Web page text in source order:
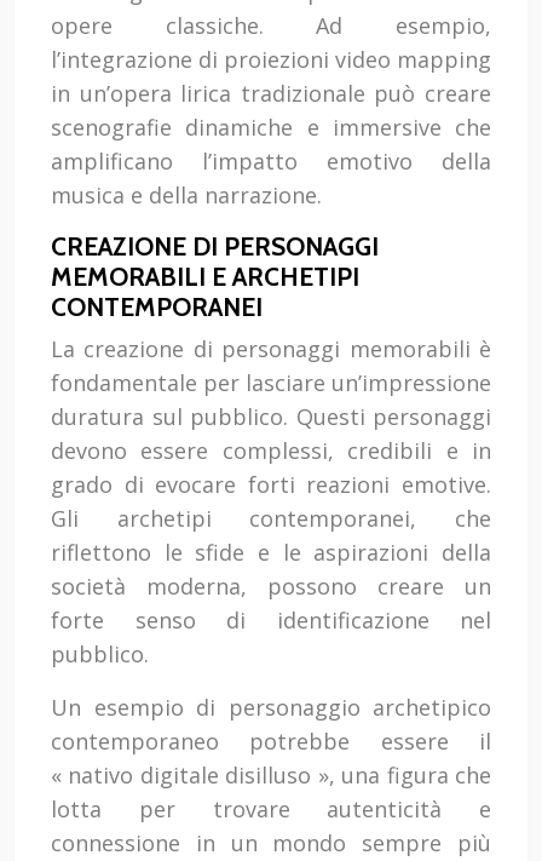
opere classiche. Ad esempio,
l’integrazione di proiezioni video mapping
in un’opera lirica tradizionale può creare
scenografie dinamiche e immersive che
amplificano l’impatto emotivo della
musica e della narrazione.
CREAZIONE DI PERSONAGGI
MEMORABILI E ARCHETIPI
CONTEMPORANEI
La creazione di personaggi memorabili è
fondamentale per lasciare un’impressione
duratura sul pubblico. Questi personaggi
devono essere complessi, credibili e in
grado di evocare forti reazioni emotive.
Gli archetipi contemporanei, che
riflettono le sfide e le aspirazioni della
società moderna, possono creare un
forte senso di identificazione nel
pubblico.
Un esempio di personaggio archetipico
contemporaneo potrebbe essere il
« nativo digitale disilluso », una figura che
lotta per trovare autenticità e
connessione in un mondo sempre più